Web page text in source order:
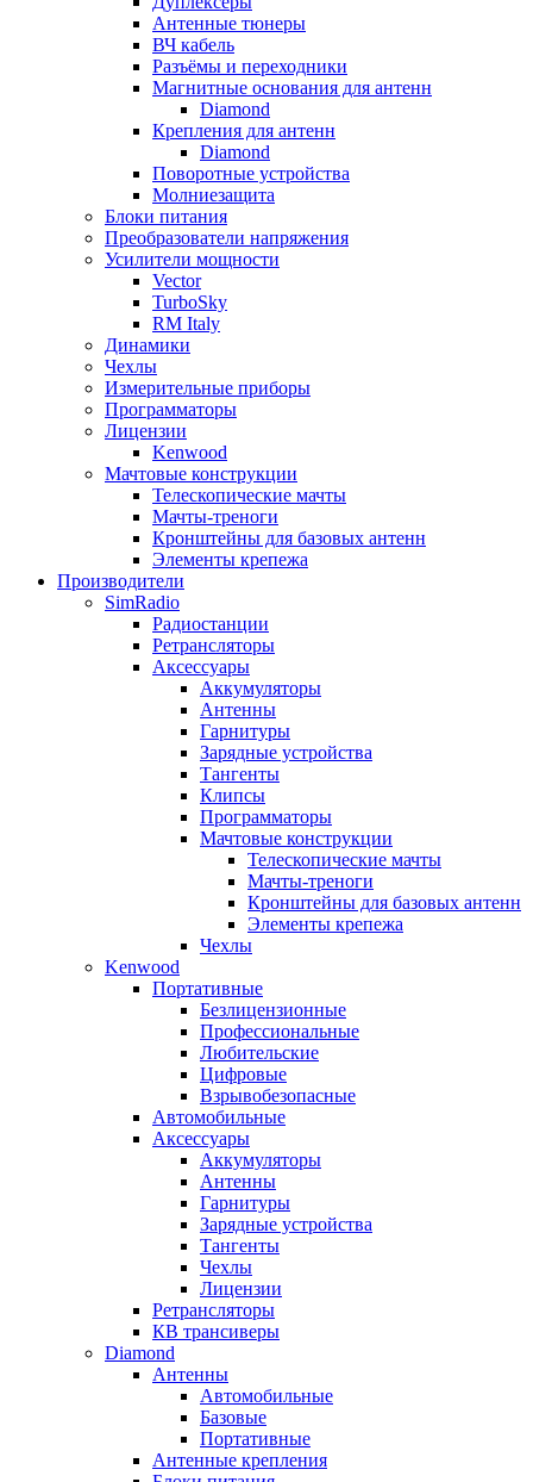
Антенные тюнеры
ВЧ кабель
Разъёмы и переходники
Магнитные основания для антенн
Diamond
Крепления для антенн
Diamond
Поворотные устройства
Молниезащита
Блоки питания
Преобразователи напряжения
Усилители мощности
Vector
TurboSky
RM Italy
Динамики
Чехлы
Измерительные приборы
Программаторы
Лицензии
Kenwood
Мачтовые конструкции
Телескопические мачты
Мачты-треноги
Кронштейны для базовых антенн
Элементы крепежа
Производители
SimRadio
Радиостанции
Ретрансляторы
Аксессуары
Аккумуляторы
Антенны
Гарнитуры
Зарядные устройства
Тангенты
Клипсы
Программаторы
Мачтовые конструкции
Телескопические мачты
Мачты-треноги
Кронштейны для базовых антенн
Элементы крепежа
Чехлы
Kenwood
Портативные
Безлицензионные
Профессиональные
Любительские
Цифровые
Взрывобезопасные
Автомобильные
Аксессуары
Аккумуляторы
Антенны
Гарнитуры
Зарядные устройства
Тангенты
Чехлы
Лицензии
Ретрансляторы
КВ трансиверы
Diamond
Антенны
Автомобильные
Базовые
Портативные
Антенные крепления